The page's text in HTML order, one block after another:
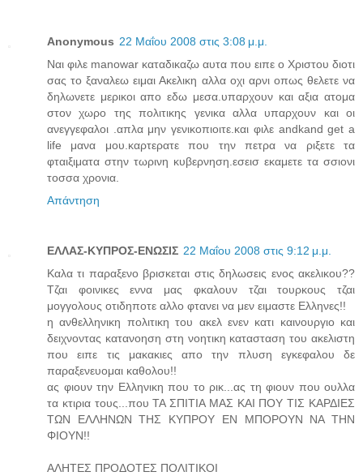
Anonymous 22 Μαΐου 2008 στις 3:08 μ.μ.
Ναι φιλε manowar καταδικαζω αυτα που ειπε ο Χριστου διοτι
σας το ξαναλεω ειμαι Ακελικη αλλα οχι αρνι οπως θελετε να
δηλωνετε μερικοι απο εδω μεσα.υπαρχουν και αξια ατομα
στον χωρο της πολιτικης γενικα αλλα υπαρχουν και οι
ανεγγεφαλοι .απλα μην γενικοπιοιτε.και φιλε andkand get a
life μανα μου.καρτερατε που την πετρα να ριξετε τα
φταιξιματα στην τωρινη κυβερνηση.εσεισ εκαμετε τα σσιονι
τοσσα χρονια.
Απάντηση
ΕΛΛΑΣ-ΚΥΠΡΟΣ-ΕΝΩΣΙΣ 22 Μαΐου 2008 στις 9:12 μ.μ.
Καλα τι παραξενο βρισκεται στις δηλωσεις ενος ακελικου??
Τζαι φοινικες εννα μας φκαλουν τζαι τουρκους τζαι
μογγολους οτιδηποτε αλλο φτανει να μεν ειμαστε Ελληνες!!
η ανθελληνικη πολιτικη του ακελ ενεν κατι καινουργιο και
δειχνοντας κατανοηση στη νοητικη κατασταση του ακελιστη
που ειπε τις μακακιες απο την πλυση εγκεφαλου δε
παραξενευομαι καθολου!!
ας φιουν την Ελληνικη που το ρικ...ας τη φιουν που ουλλα
τα κτιρια τους...που ΤΑ ΣΠΙΤΙΑ ΜΑΣ ΚΑΙ ΠΟΥ ΤΙΣ ΚΑΡΔΙΕΣ
ΤΩΝ ΕΛΛΗΝΩΝ ΤΗΣ ΚΥΠΡΟΥ ΕΝ ΜΠΟΡΟΥΝ ΝΑ ΤΗΝ
ΦΙΟΥΝ!!
ΑΛΗΤΕΣ ΠΡΟΔΟΤΕΣ ΠΟΛΙΤΙΚΟΙ